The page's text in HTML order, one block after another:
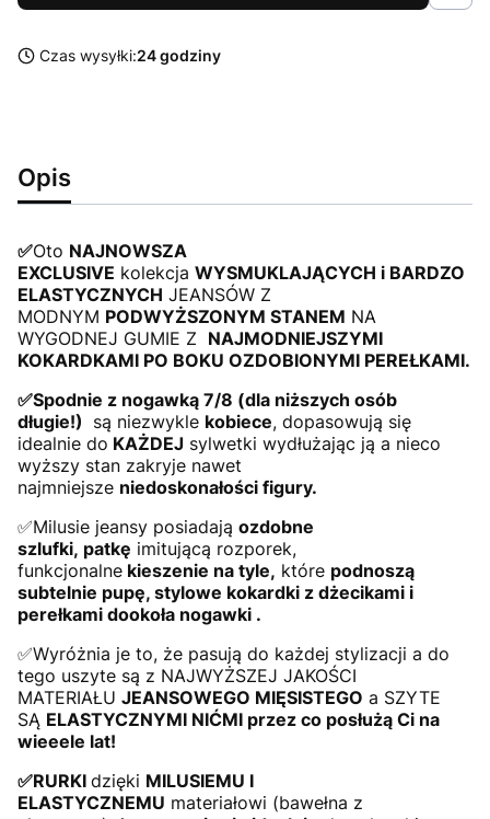
Czas wysyłki:24 godziny
Opis
✅Oto NAJNOWSZA
EXCLUSIVE kolekcja WYSMUKLAJĄCYCH i BARDZO
ELASTYCZNYCH JEANSÓW Z
MODNYM PODWYŻSZONYM STANEM NA
WYGODNEJ GUMIE Z NAJMODNIEJSZYMI
KOKARDKAMI PO BOKU OZDOBIONYMI PEREŁKAMI.
✅Spodnie z nogawką 7/8 (dla niższych osób
długie!) są niezwykle kobiece, dopasowują się
idealnie do KAŻDEJ sylwetki wydłużając ją a nieco
wyższy stan zakryje nawet
najmniejsze niedoskonałości figury.
✅Milusie jeansy posiadają ozdobne
szlufki, patkę imitującą rozporek,
funkcjonalne kieszenie na tyle, które podnoszą
subtelnie pupę, stylowe kokardki z dżecikami i
perełkami dookoła nogawki .
✅Wyróżnia je to, że pasują do każdej stylizacji a do
tego uszyte są z NAJWYŻSZEJ JAKOŚCI
MATERIAŁU JEANSOWEGO MIĘSISTEGO a SZYTE
SĄ ELASTYCZNYMI NIĆMI przez co posłużą Ci na
wieeele lat!
✅RURKI dzięki MILUSIEMU I
ELASTYCZNEMU materiałowi (bawełna z